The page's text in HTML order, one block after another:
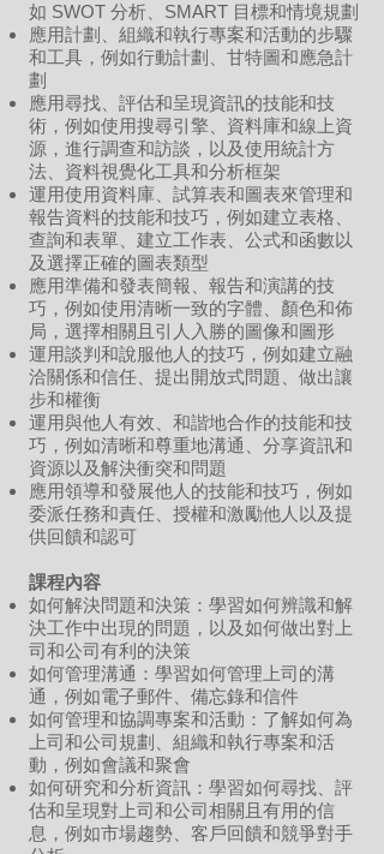
如 SWOT 分析、SMART 目標和情境規劃
應用計劃、組織和執行專案和活動的步驟
和工具，例如行動計劃、甘特圖和應急計
劃
應用尋找、評估和呈現資訊的技能和技
術，例如使用搜尋引擎、資料庫和線上資
源，進行調查和訪談，以及使用統計方
法、資料視覺化工具和分析框架
運用使用資料庫、試算表和圖表來管理和
報告資料的技能和技巧，例如建立表格、
查詢和表單、建立工作表、公式和函數以
及選擇正確的圖表類型
應用準備和發表簡報、報告和演講的技
巧，例如使用清晰一致的字體、顏色和佈
局，選擇相關且引人入勝的圖像和圖形
運用談判和說服他人的技巧，例如建立融
洽關係和信任、提出開放式問題、做出讓
步和權衡
運用與他人有效、和諧地合作的技能和技
巧，例如清晰和尊重地溝通、分享資訊和
資源以及解決衝突和問題
應用領導和發展他人的技能和技巧，例如
委派任務和責任、授權和激勵他人以及提
供回饋和認可
課程內容
如何解決問題和決策：學習如何辨識和解
決工作中出現的問題，以及如何做出對上
司和公司有利的決策
如何管理溝通：學習如何管理上司的溝
通，例如電子郵件、備忘錄和信件
如何管理和協調專案和活動：了解如何為
上司和公司規劃、組織和執行專案和活
動，例如會議和聚會
如何研究和分析資訊：學習如何尋找、評
估和呈現對上司和公司相關且有用的信
息，例如市場趨勢、客戶回饋和競爭對手